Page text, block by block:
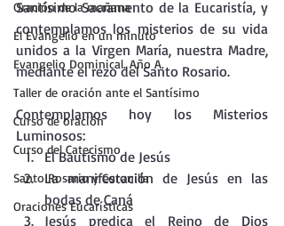
Oración de la mañana
El Evangelio en un minuto
Evangelio Dominical. Año A.
Taller de oración ante el Santísimo
Curso de oración
Curso del Catecismo
Santo Rosario y Coronilla
Oraciones Eucarísticas
Santísimo Sacramento de la Eucaristía, y
contemplamos los misterios de su vida
unidos a la Virgen María, nuestra Madre,
mediante el rezo del Santo Rosario.
Contemplamos hoy los Misterios
Luminosos:
El Bautismo de Jesús
La manifestación de Jesús en las
bodas de Caná
Jesús predica el Reino de Dios